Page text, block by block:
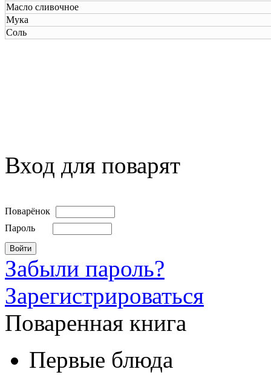
Масло сливочное
Мука
Соль
Вход для поварят
Поварёнок
Пароль
Забыли пароль?
Зарегистрироваться
Поваренная книга
Первые блюда